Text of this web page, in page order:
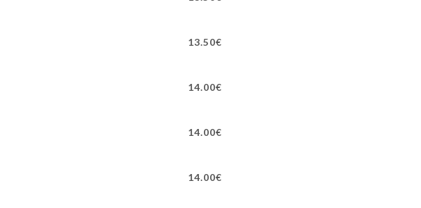
13.50€
14.00€
14.00€
14.00€